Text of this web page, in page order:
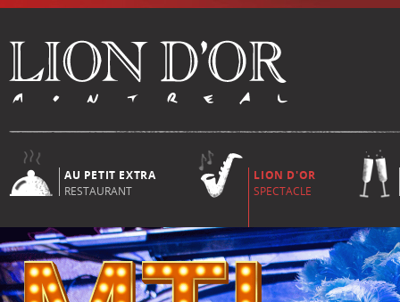
AU PETIT EXTRA
RESTAURANT
LION D'OR
SPECTACLE